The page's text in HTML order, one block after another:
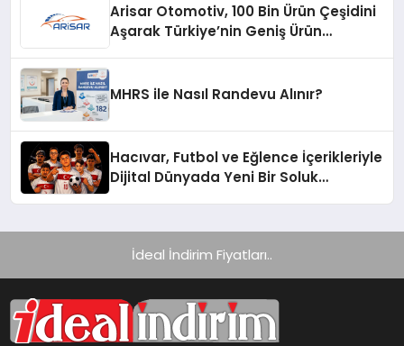
Arisar Otomotiv, 100 Bin Ürün Çeşidini
Aşarak Türkiye’nin Geniş Ürün
MHRS ile Nasıl Randevu Alınır?
Hacıvar, Futbol ve Eğlence İçerikleriyle
Dijital Dünyada Yeni Bir Soluk
İdeal İndirim Fiyatları..